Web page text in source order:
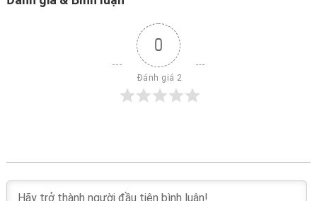
0
Đánh giá 2